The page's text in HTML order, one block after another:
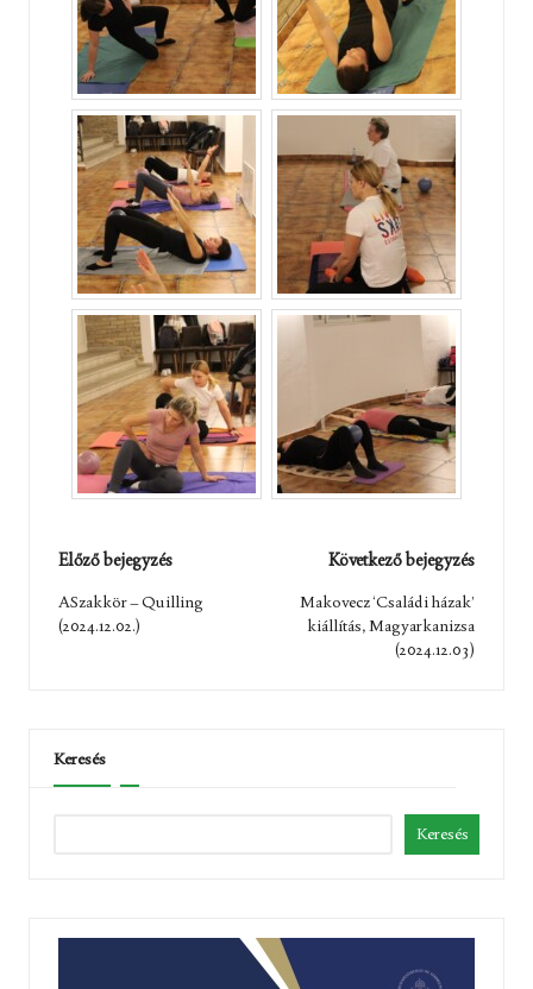
Post
navigation
Előző bejegyzés
ASzakkör – Quilling
(2024.12.02.)
Következő bejegyzés
Makovecz ‘Családi házak’
kiállítás, Magyarkanizsa
(2024.12.03)
Keresés
Keresés